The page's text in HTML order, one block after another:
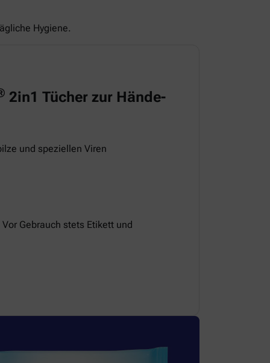
Hygiene.
2in1 Tücher zur Hände-
und speziellen Viren
Gebrauch stets Etikett und